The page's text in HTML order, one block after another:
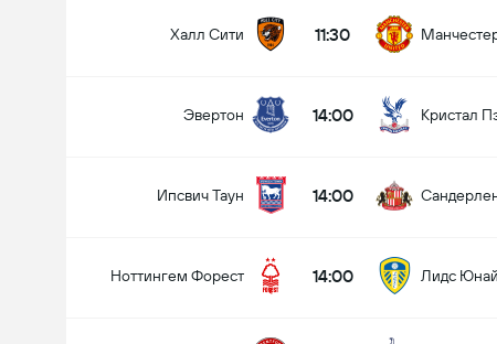
Халл Сити 11:30
Эвертон 14:00 Кристал
Ипсвич Таун 14:00
Ноттингем Форест 14:00 Лидс